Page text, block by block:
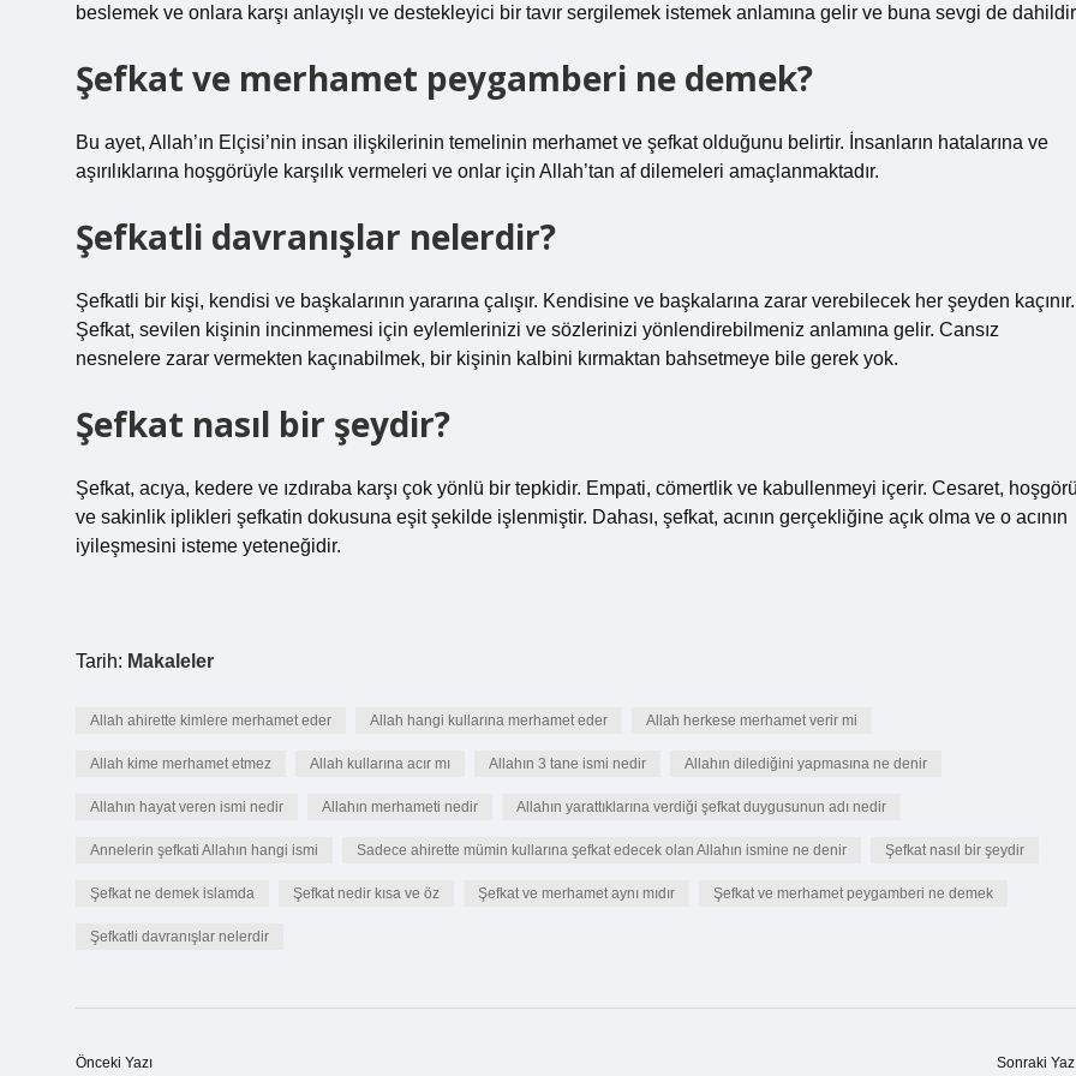
beslemek ve onlara karşı anlayışlı ve destekleyici bir tavır sergilemek istemek anlamına gelir ve buna sevgi de
Şefkat ve merhamet peygamberi ne demek?
Bu ayet, Allah’ın Elçisi’nin insan ilişkilerinin temelinin merhamet ve şefkat olduğunu belirtir. İnsanların hatalarına ve
aşırılıklarına hoşgörüyle karşılık vermeleri ve onlar için Allah’tan af dilemeleri amaçlanmaktadır.
Şefkatli davranışlar nelerdir?
Şefkatli bir kişi, kendisi ve başkalarının yararına çalışır. Kendisine ve başkalarına zarar verebilecek her şeyden kaçınır.
Şefkat, sevilen kişinin incinmemesi için eylemlerinizi ve sözlerinizi yönlendirebilmeniz anlamına gelir. Cansız
nesnelere zarar vermekten kaçınabilmek, bir kişinin kalbini kırmaktan bahsetmeye bile gerek yok.
Şefkat nasıl bir şeydir?
Şefkat, acıya, kedere ve ızdıraba karşı çok yönlü bir tepkidir. Empati, cömertlik ve kabullenmeyi içerir. Cesaret,
ve sakinlik iplikleri şefkatin dokusuna eşit şekilde işlenmiştir. Dahası, şefkat, acının gerçekliğine açık olma ve o acının
iyileşmesini isteme yeteneğidir.
Tarih: Makaleler
Allah ahirette kimlere merhamet eder Allah hangi kullarına merhamet eder Allah herkese merhamet verir mi
Allah kime merhamet etmez Allah kullarına acır mı Allahın 3 tane ismi nedir Allahın dilediğini yapmasına ne denir
Allahın hayat veren ismi nedir Allahın merhameti nedir Allahın yarattıklarına verdiği şefkat duygusunun adı nedir
Annelerin şefkati Allahın hangi ismi Sadece ahirette mümin kullarına şefkat edecek olan Allahın ismine ne denir Şefkat nasıl bir şeydir
Şefkat ne demek islamda Şefkat nedir kısa ve öz Şefkat ve merhamet aynı mıdır Şefkat ve merhamet peygamberi ne demek
Şefkatli davranışlar nelerdir
Önceki Yazı Sonraki